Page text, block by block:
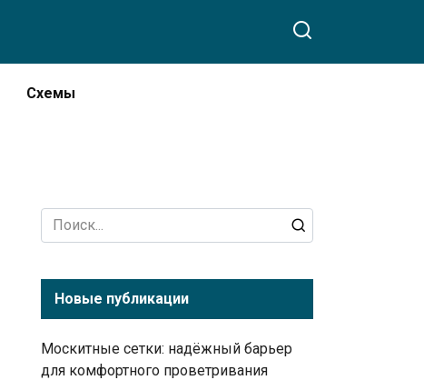
Схемы
Search
for:
Новые публикации
Москитные сетки: надёжный барьер
для комфортного проветривания